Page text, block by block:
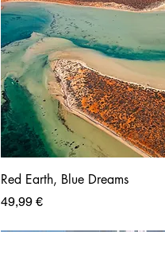
Red Earth, Blue Dreams
Prix
49,99 €